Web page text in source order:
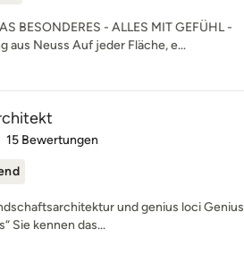
BESONDERES - ALLES MIT GEFÜHL -
aus Neuss Auf jeder Fläche, e...
4.9 von 5 Sternen
15 Bewertungen
und genius loci Genius
Sie kennen das...